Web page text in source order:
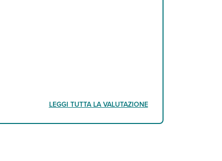
LEGGI TUTTA LA VALUTAZIONE